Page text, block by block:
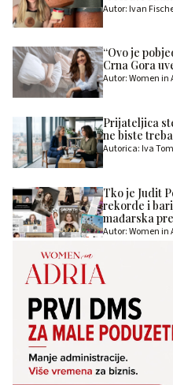
Autor: Ivan
“Ovo je
Crna Gora
Autor: Women in
Prijateljica
ne biste
Autorica: Iva
Tko je Judit
rekorde i
mađarska
Autor: Women in